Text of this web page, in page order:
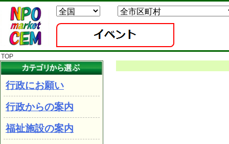
TOP
行政にお願い
行政からの案内
福祉施設の案内